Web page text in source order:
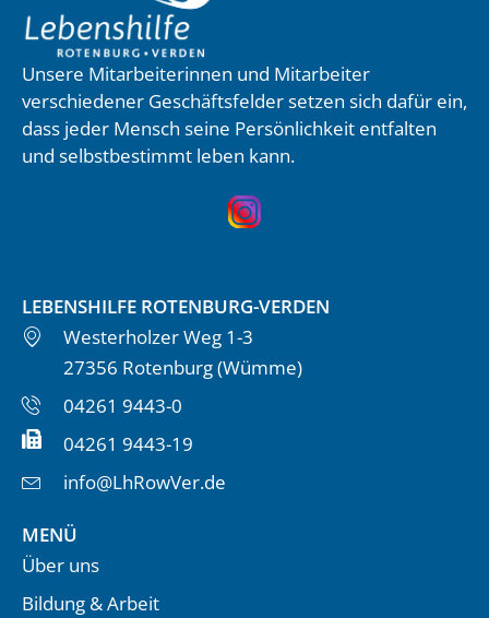
Unsere Mitarbeiterinnen und Mitarbeiter
verschiedener Geschäftsfelder setzen sich dafür ein,
dass jeder Mensch seine Persönlichkeit entfalten
und selbstbestimmt leben kann.
LEBENSHILFE ROTENBURG-VERDEN
Westerholzer Weg 1-3
27356 Rotenburg (Wümme)
04261 9443-0
04261 9443-19
info@LhRowVer.de
MENÜ
Über uns
Bildung & Arbeit